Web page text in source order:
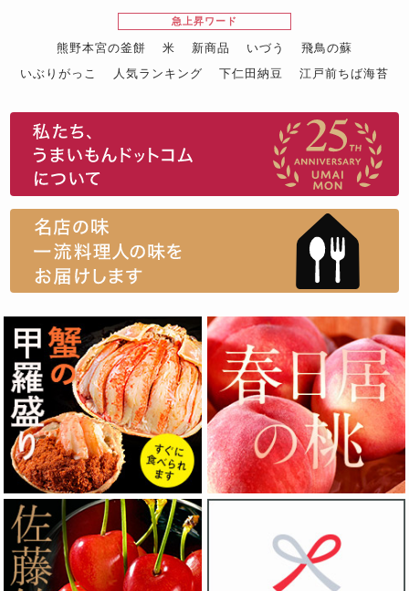
急上昇ワード
熊野本宮の釜餅 米 新商品 いづう
飛鳥の蘇
いぶりがっこ
人気ランキング 下仁田納豆
江戸前ちば海苔